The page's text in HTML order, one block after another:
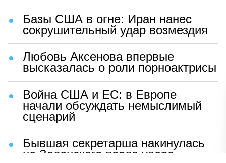
Базы США в огне: Иран нанес
сокрушительный удар возмездия
Любовь Аксенова впервые
высказалась о роли порноактрисы
Война США и ЕС: в Европе
начали обсуждать немыслимый
сценарий
Бывшая секретарша накинулась
на Зеленского после удара